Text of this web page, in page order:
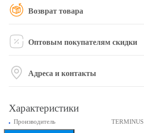
Возврат товара
Оптовым покупателям скидки
Адреса и контакты
Характеристики
Производитель TERMINUS